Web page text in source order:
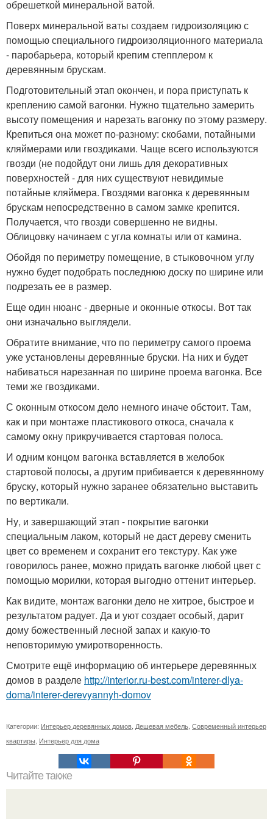
обрешеткой минеральной ватой.
Поверх минеральной ваты создаем гидроизоляцию с
помощью специального гидроизоляционного материала
- паробарьера, который крепим степплером к
деревянным брускам.
Подготовительный этап окончен, и пора приступать к
креплению самой вагонки. Нужно тщательно замерить
высоту помещения и нарезать вагонку по этому размеру.
Крепиться она может по-разному: скобами, потайными
кляймерами или гвоздиками. Чаще всего используются
гвозди (не подойдут они лишь для декоративных
поверхностей - для них существуют невидимые
потайные кляймера. Гвоздями вагонка к деревянным
брускам непосредственно в самом замке крепится.
Получается, что гвозди совершенно не видны.
Облицовку начинаем с угла комнаты или от камина.
Обойдя по периметру помещение, в стыковочном углу
нужно будет подобрать последнюю доску по ширине или
подрезать ее в размер.
Еще один нюанс - дверные и оконные откосы. Вот так
они изначально выглядели.
Обратите внимание, что по периметру самого проема
уже установлены деревянные бруски. На них и будет
набиваться нарезанная по ширине проема вагонка. Все
теми же гвоздиками.
С оконным откосом дело немного иначе обстоит. Там,
как и при монтаже пластикового откоса, сначала к
самому окну прикручивается стартовая полоса.
И одним концом вагонка вставляется в желобок
стартовой полосы, а другим прибивается к деревянному
бруску, который нужно заранее обязательно выставить
по вертикали.
Ну, и завершающий этап - покрытие вагонки
специальным лаком, который не даст дереву сменить
цвет со временем и сохранит его текстуру. Как уже
говорилось ранее, можно придать вагонке любой цвет с
помощью морилки, которая выгодно оттенит интерьер.
Как видите, монтаж вагонки дело не хитрое, быстрое и
результатом радует. Да и уют создает особый, дарит
дому божественный лесной запах и какую-то
неповторимую умиротворенность.
Смотрите ещё информацию об интерьере деревянных
домов в разделе http://interior.ru-best.com/interer-dlya-
doma/interer-derevyannyh-domov
Категории: Интерьер деревянных домов Дешевая мебель Современный интерьер
квартиры Интерьер для дома
Читайте также